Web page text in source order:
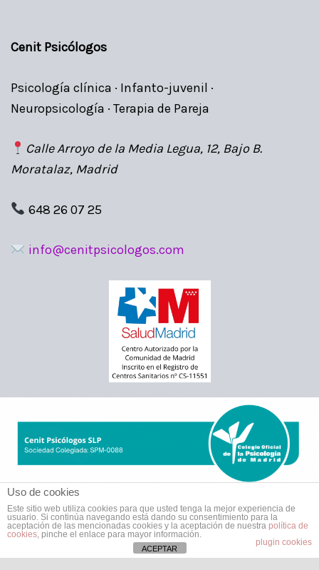
Cenit Psicólogos
Psicología clínica · Infanto-juvenil ·
Neuropsicología · Terapia de Pareja
Calle Arroyo de la Media Legua, 12, Bajo B.
Moratalaz, Madrid
648 26 07 25
info@cenitpsicologos.com
Uso de cookies
Este sitio web utiliza cookies para que usted tenga la mejor experiencia de
usuario. Si continúa navegando está dando su consentimiento para la
aceptación de las mencionadas cookies y la aceptación de nuestra política de
cookies, pinche el enlace para mayor información.
plugin cookies
ACEPTAR